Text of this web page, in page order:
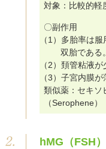
対象：比較的軽
〇副作用
（1）多胎率は
双胎である。
（2）頚管粘液
（3）子宮内膜
類似薬：セキソ
（Serophene）
hMG（FSH